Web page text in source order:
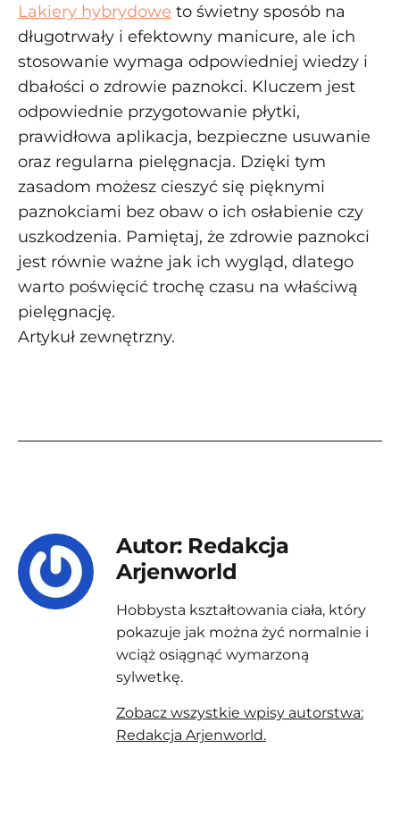
Lakiery hybrydowe to świetny sposób na
długotrwały i efektowny manicure, ale ich
stosowanie wymaga odpowiedniej wiedzy i
dbałości o zdrowie paznokci. Kluczem jest
odpowiednie przygotowanie płytki,
prawidłowa aplikacja, bezpieczne usuwanie
oraz regularna pielęgnacja. Dzięki tym
zasadom możesz cieszyć się pięknymi
paznokciami bez obaw o ich osłabienie czy
uszkodzenia. Pamiętaj, że zdrowie paznokci
jest równie ważne jak ich wygląd, dlatego
warto poświęcić trochę czasu na właściwą
pielęgnację.
Artykuł zewnętrzny.
Autor: Redakcja
Arjenworld
Hobbysta kształtowania ciała, który
pokazuje jak można żyć normalnie i
wciąż osiągnąć wymarzoną
sylwetkę.
Zobacz wszystkie wpisy autorstwa:
Redakcja Arjenworld.